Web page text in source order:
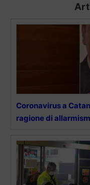
Coronavirus a
ragione di